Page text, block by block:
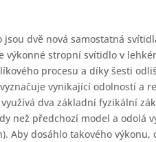
dvě nová samostatná
výkonné stropní svítidlo v
procesu a díky šesti
vynikající odolností a
dva základní fyzikální
než předchozí model a odolá
Aby dosáhlo takového